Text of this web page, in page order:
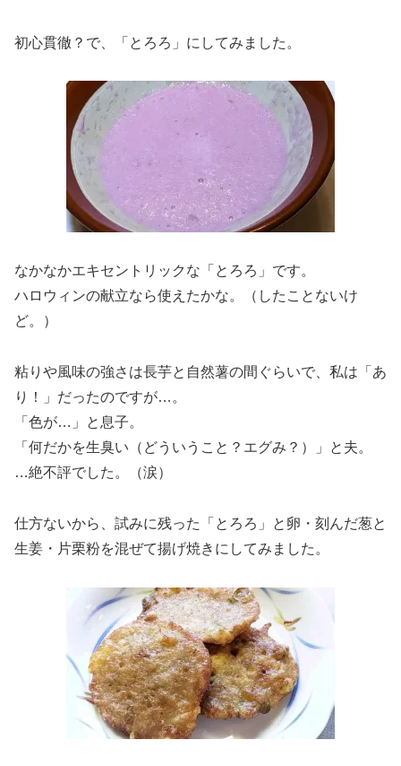
初心貫徹？で、「とろろ」にしてみました。
なかなかエキセントリックな「とろろ」です。
ハロウィンの献立なら使えたかな。（したことないけ
ど。）
粘りや風味の強さは長芋と自然薯の間ぐらいで、私は「あ
り！」だったのですが…。
「色が…」と息子。
「何だかを生臭い（どういうこと？エグみ？）」と夫。
…絶不評でした。（涙）
仕方ないから、試みに残った「とろろ」と卵・刻んだ葱と
生姜・片栗粉を混ぜて揚げ焼きにしてみました。